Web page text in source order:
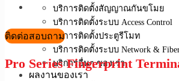
บริการติดตั้งสัญญาณกันขโมย
บริการติดตั้งระบบ Access Control
บริการติดตั้งประตูรีโมท
บริการติดตั้งระบบ Network &
บริการอื่นๆ ของเรา
ผลงานของเรา
ติดต่อสอบถาม
Pro Series Fingerprint